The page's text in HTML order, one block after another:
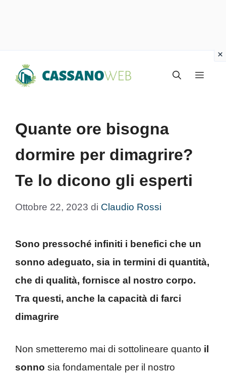
Menu
Quante ore bisogna
dormire per dimagrire?
Te lo dicono gli esperti
Ottobre 22, 2023 di Claudio Rossi
Sono pressoché infiniti i benefici che un
sonno adeguato, sia in termini di quantità,
che di qualità, fornisce al nostro corpo.
Tra questi, anche la capacità di farci
dimagrire
Non smetteremo mai di sottolineare quanto il
sonno sia fondamentale per il nostro